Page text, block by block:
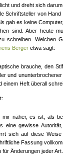
und dreht sich
Schriftsteller von
gab es keine
sind. Aber heute
schreiben. Welchen
Berger etwa sagt:
brauche, den
und
einem Heft überall
näher, es ist, als
eine gewisse
sich auf diese Weise
Fassung
für Änderungen jeder